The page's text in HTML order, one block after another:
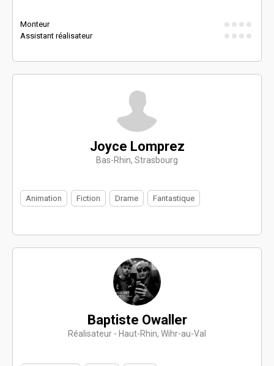
Monteur
Assistant réalisateur
Joyce Lomprez
Bas-Rhin, Strasbourg
Animation Fiction Drame Fantastique
Baptiste Owaller
Réalisateur - Haut-Rhin, Wihr-au-Val